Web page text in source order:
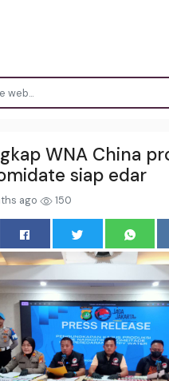
WNA China
siap edar
ago 150